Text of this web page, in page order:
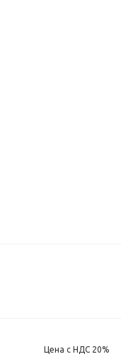
Цена с НДС 20%